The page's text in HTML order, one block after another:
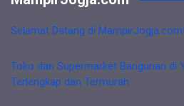
Selamat Datang di MampirJogja.com!
Toko dan Supermarket Bangunan di
Terlengkap dan Termurah